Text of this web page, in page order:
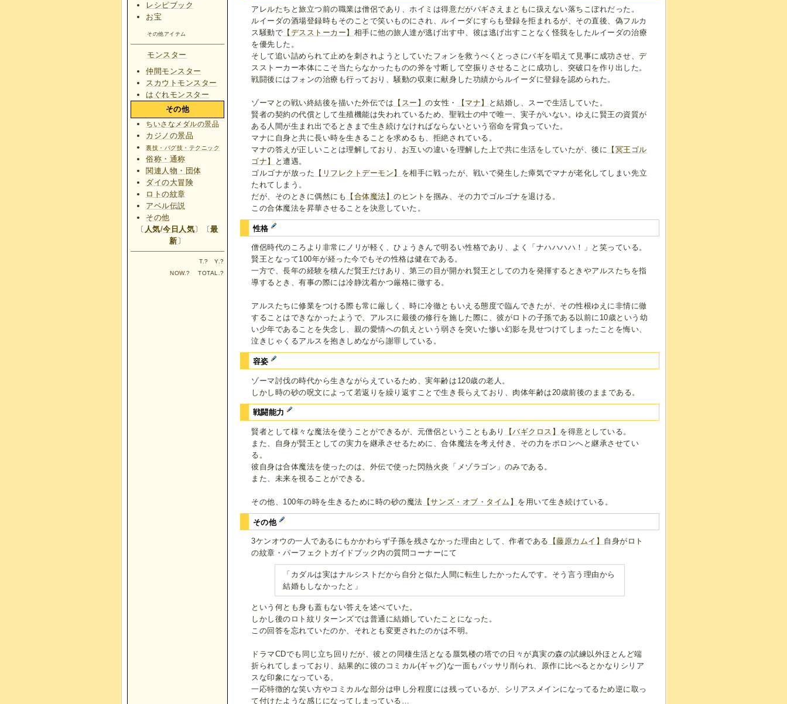
アレルたちと旅立つ前の職業は僧侶であり、ホイミは得意だがバギさえまともに扱えない落ちこぼれだった。
ルイーダの酒場登録時もそのことで笑いものにされ、ルイーダにすらも登録を拒まれるが、その直後、偽フルカ
ス騒動で 【デスストーカー】 相手に他の旅人達が逃げ出す中、彼は逃げ出すことなく怪我をしたルイーダの治療
を優先した。
そして追い詰められて止めを刺されようとしていたフォンを救うべくとっさにバギを唱えて見事に成功させ、デ
スストーカー本体にこそ当たらなかったものの斧を寸断して空振りさせることに成功し、突破口を作り出した。
戦闘後にはフォンの治療も行っており、騒動の収束に献身した功績からルイーダに登録を認められた。
ゾーマとの戦い終結後を描いた外伝では 【スー】の女性・ 【マナ】
と結婚し、スーで生活していた。
賢者の契約の代償として生殖機能は失われているため、聖戦士の中で唯一、実子がいない。ゆえに賢王の資質が
ある人間が生まれ出でるときまで生き続けなければならないという宿命を背負っていた。
マナに自身と共に長い時を生きることを求めるも、拒絶されている。
マナの答えが正しいことは理解しており、お互いの違いを理解した上で共に生活をしていたが、後に
【冥王ゴル
ゴナ】
と遭遇。
ゴルゴナが放った 【リフレクトデーモン】 を相手に戦ったが、戦いで発生した瘴気でマナが老化してしまい先立
たれてしまう。
だが、そのときに偶然にも
【合体魔法】のヒントを掴み、その力でゴルゴナを退ける。
この合体魔法を昇華させることを決意していた。
性格
僧侶時代のころより非常にノリが軽く、ひょうきんで明るい性格であり、よく「ナハハハハ！」と笑っている。
賢王となって100年が経った今でもその性格は健在である。
一方で、長年の経験を積んだ賢王だけあり、第三の目が開かれ賢王としての力を発揮するときやアルスたちを指
導するとき、有事の際には冷静沈着かつ厳格に徹する。
アルスたちに修業をつける際も常に厳しく、時に冷徹ともいえる態度で臨んできたが、その性根ゆえに非情に徹
することはできなかったようで、アルスに最後の修行を施した際に、彼がロトの子孫である以前に10歳という幼
い少年であることを失念し、親の愛情への飢えという弱さを突いた惨い幻影を見せつけてしまったことを悔い、
泣きじゃくるアルスを抱きしめながら謝罪している。
容姿
ゾーマ討伐の時代から生きながらえているため、実年齢は120歳の老人。
しかし時の砂の呪文によって若返りを繰り返すことで生き長らえており、肉体年齢は20歳前後のままである。
戦闘能力
賢者として様々な魔法を使うことができるが、元僧侶ということもあり 【バギクロス】 を得意としている。
また、自身が賢王としての実力を継承させるために、合体魔法を考え付き、その力をポロンへと継承させてい
る。
彼自身は合体魔法を使ったのは、外伝で使った閃熱火炎「メゾラゴン」のみである。
また、未来を視ることができる。
その他、100年の時を生きるために時の砂の魔法 【サンズ・オブ・タイム】 を用いて生き続けている。
その他
3ケンオウの一人であるにもかかわらず子孫を残さなかった理由として、作者である 【藤原カムイ】 自身がロト
の紋章・パーフェクトガイドブック内の質問コーナーにて
「カダルは実はナルシストだから自分と似た人間に転生したかったんです。そう言う理由から
結婚もしなかったと」
という何とも身も蓋もない答えを述べていた。
しかし後のロト紋リターンズでは普通に結婚していたことになった。
この回答を忘れていたのか、それとも変更されたのかは不明。
ドラマCDでも同じ立ち回りだが、彼との同棲生活となる蜃気楼の塔での日々が真実の森の試練以外ほとんど端
折られてしまっており、結果的に彼のコミカル(ギャグ)な一面もバッサリ削られ、原作に比べるとかなりシリア
スな印象になっている。
一応特徴的な笑い方やコミカルな部分は申し分程度には残っているが、シリアスメインになってるため逆に取っ
て付けたような感じになってしまっている…
レシピブック
お宝
その他アイテム
モンスター
仲間モンスター
スカウトモンスター
はぐれモンスター
その他
ちいさなメダルの景品
カジノの景品
裏技・バグ技・テクニック
俗称・通称
関連人物・団体
ダイの大冒険
ロトの紋章
アベル伝説
その他
〔 人気/今日人気〕〔最
新 〕
T.? Y.?
NOW.? TOTAL.?